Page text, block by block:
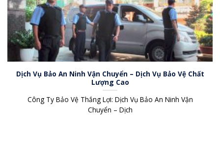
Dịch Vụ Bảo An Ninh Vận Chuyển – Dịch Vụ Bảo Vệ Chất
Lượng Cao
Công Ty Bảo Vệ Thắng Lợi: Dịch Vụ Bảo An Ninh Vận
Chuyển – Dịch